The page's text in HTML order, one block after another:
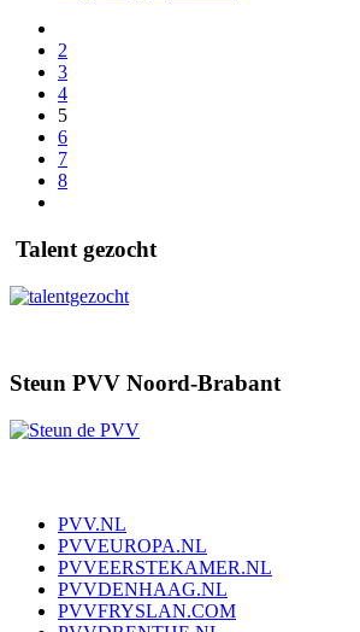
2
3
4
5
6
7
8
Talent gezocht
Steun PVV Noord-Brabant
PVV.NL
PVVEUROPA.NL
PVVEERSTEKAMER.NL
PVVDENHAAG.NL
PVVFRYSLAN.COM